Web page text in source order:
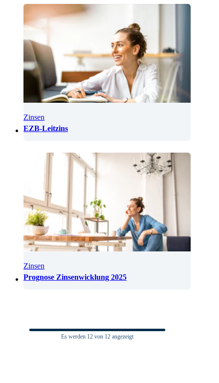
Zinsen
EZB-Leitzins
Zinsen
Prognose Zinsenwicklung 2025
Es werden 12 von 12 angezeigt